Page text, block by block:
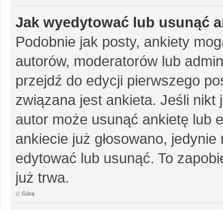
Jak wyedytować lub usunąć
Podobnie jak posty, ankiety
autorów, moderatorów lub
przejdź do edycji pierwszego
związana jest ankieta. Jeśli nikt
autor może usunąć ankietę lub
ankiecie już głosowano,
edytować lub usunąć. To
już trwa.
Góra